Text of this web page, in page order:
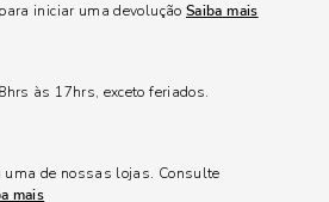
iniciar uma devolução Saiba mais
às 17hrs, exceto feriados.
uma de nossas lojas. Consulte
mais